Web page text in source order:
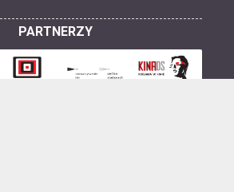
PARTNERZY